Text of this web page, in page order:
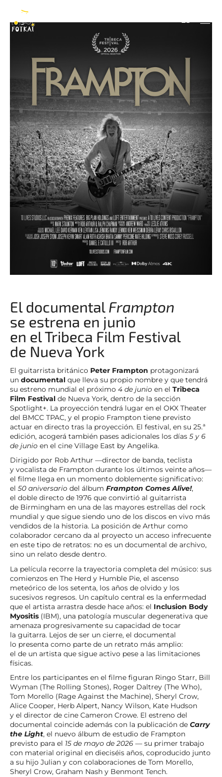
El documental Frampton
se estrena en junio
en el Tribeca Film Festival
de Nueva York
El guitarrista británico Peter Frampton protagonizará
un documental que lleva su propio nombre y que tendrá
su estreno mundial el próximo 4 de junio en el Tribeca
Film Festival de Nueva York, dentro de la sección
Spotlight+. La proyección tendrá lugar en el OKX Theater
del BMCC TPAC, y el propio Frampton tiene previsto
actuar en directo tras la proyección. El festival, en su 25.ª
edición, acogerá también pases adicionales los días 5 y 6
de junio en el cine Village East by Angelika.
Dirigido por Rob Arthur —director de banda, teclista
y vocalista de Frampton durante los últimos veinte años—
el filme llega en un momento doblemente significativo:
el 50 aniversario del álbum Frampton Comes Alive!,
el doble directo de 1976 que convirtió al guitarrista
de Birmingham en una de las mayores estrellas del rock
mundial y que sigue siendo uno de los discos en vivo más
vendidos de la historia. La posición de Arthur como
colaborador cercano da al proyecto un acceso infrecuente
en este tipo de retratos: no es un documental de archivo,
sino un relato desde dentro.
La película recorre la trayectoria completa del músico: sus
comienzos en The Herd y Humble Pie, el ascenso
meteórico de los setenta, los años de olvido y los
sucesivos regresos. Un capítulo central es la enfermedad
que el artista arrastra desde hace años: el Inclusion Body
Myositis (IBM), una patología muscular degenerativa que
amenaza progresivamente su capacidad de tocar
la guitarra. Lejos de ser un cierre, el documental
lo presenta como parte de un retrato más amplio:
el de un artista que sigue activo pese a las limitaciones
físicas.
Entre los participantes en el filme figuran Ringo Starr, Bill
Wyman (The Rolling Stones), Roger Daltrey (The Who),
Tom Morello (Rage Against the Machine), Sheryl Crow,
Alice Cooper, Herb Alpert, Nancy Wilson, Kate Hudson
y el director de cine Cameron Crowe. El estreno del
documental coincide además con la publicación de Carry
the Light, el nuevo álbum de estudio de Frampton
previsto para el 15 de mayo de 2026 — su primer trabajo
con material original en dieciséis años, coproducido junto
a su hijo Julian y con colaboraciones de Tom Morello,
Sheryl Crow, Graham Nash y Benmont Tench.